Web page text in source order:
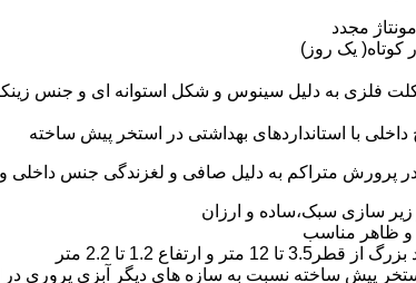
مجدد
یک روز)
فلزی به دلیل سینوس و شکل استوانه ای و جنس
با استانداردهای بهداشتی در استخر پیش ساخته
پرورش متراکم به دلیل صافی و لغزندگی جنس داخلی
سازی سبک،ساده و ارزان
و ظاهر مناسب
متر و ارتفاع 1.2 تا 2.2 متر
پیش ساخته نسبت به سازه های دیگر آبزی پروری در